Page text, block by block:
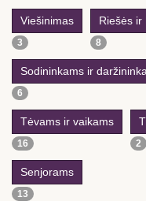
Viešinimas
3
Riešės ir
8
Sodininkams ir
6
Tėvams ir vaikams
16 2
Senjorams
13